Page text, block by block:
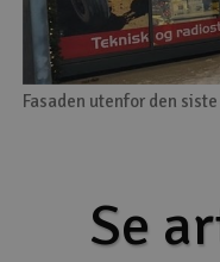
Fasaden utenfor den
Se